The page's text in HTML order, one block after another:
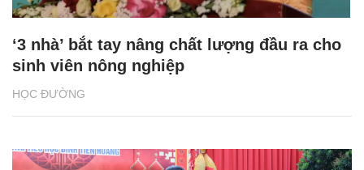
HỌC ĐƯỜNG
‘3 nhà’ bắt tay nâng chất lượng đầu ra cho
sinh viên nông nghiệp